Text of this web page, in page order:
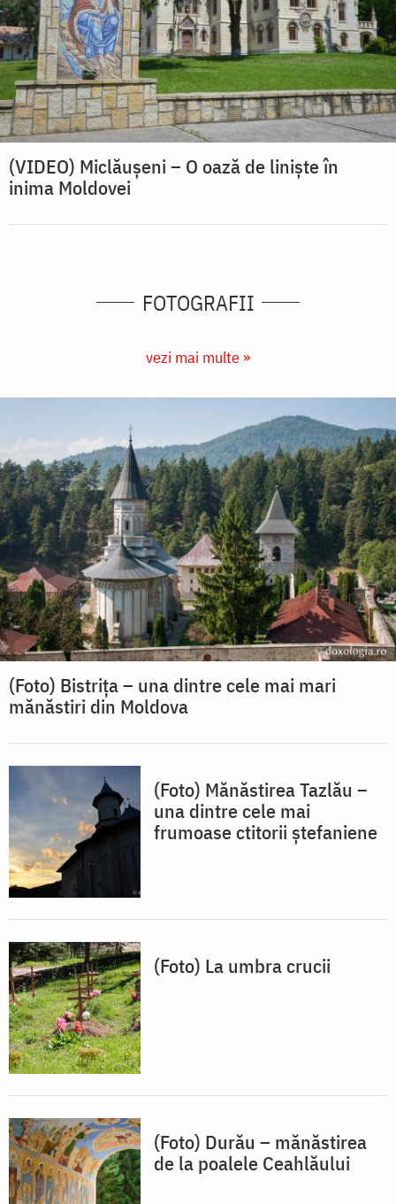
(VIDEO) Miclăușeni – O oază de liniște în
inima Moldovei
FOTOGRAFII
vezi mai multe »
(Foto) Bistrița – una dintre cele mai mari
mănăstiri din Moldova
(Foto) Mănăstirea Tazlău –
una dintre cele mai
frumoase ctitorii ștefaniene
(Foto) La umbra crucii
(Foto) Durău – mănăstirea
de la poalele Ceahlăului